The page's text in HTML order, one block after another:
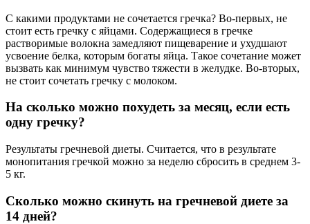
С какими продуктами не сочетается гречка? Во-первых, не
стоит есть гречку с яйцами. Содержащиеся в гречке
растворимые волокна замедляют пищеварение и ухудшают
усвоение белка, которым богаты яйца. Такое сочетание может
вызвать как минимум чувство тяжести в желудке. Во-вторых,
не стоит сочетать гречку с молоком.
На сколько можно похудеть за месяц, если есть
одну гречку?
Результаты гречневой диеты. Считается, что в результате
монопитания гречкой можно за неделю сбросить в среднем 3-
5 кг.
Сколько можно скинуть на гречневой диете за
14 дней?